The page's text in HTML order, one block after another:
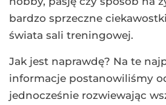
bardzo sprzeczne
świata sali treningowej.
Jak jest naprawdę? Na te
informacje postanowiliśmy
jednocześnie rozwiewając